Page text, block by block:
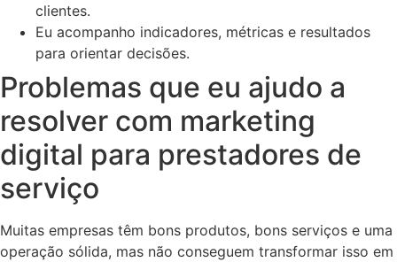
clientes.
Eu acompanho indicadores, métricas e resultados
para orientar decisões.
Problemas que eu ajudo a
resolver com marketing
digital para prestadores de
serviço
Muitas empresas têm bons produtos, bons serviços e uma
operação sólida, mas não conseguem transformar isso em